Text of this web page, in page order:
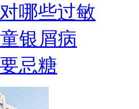
哪些过敏
银屑病
忌糖